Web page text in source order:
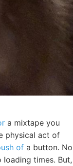
a mixtape you
physical act of
of a button. No
times. But,